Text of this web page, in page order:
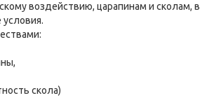
воздействию, царапинам и сколам, в
скола)